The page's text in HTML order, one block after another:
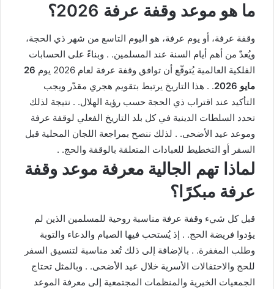
ما هو موعد وقفة عرفة 2026؟
وقفة عرفة، أو يوم عرفة، هو اليوم التاسع من شهر ذي الحجة،
ويُعدّ من أهم أيام السنة عند المسلمين. . وبناءً على الحسابات
الفلكية العالمية يُتوقّع أن توافق وقفة عرفة لعام 2026 يوم
26
مايو 2026
. . هذا التاريخ يرتبط بتقويم هجري مقدّر ويجب
التأكيد عند اقتراب ذي الحجة حسب رؤية الهلال. . نتيجة لذلك
تحدد السلطات الدينية في كل بلد التاريخ الفعلي لوقفة عرفة
وموعد عيد الأضحى. . لذلك ننصح بمراجعة اللجان المحلية قبل
السفر أو التخطيط للعبادات المتعلقة بالوقفة والحج. .
لماذا تهم الجالية معرفة موعد وقفة
عرفة مبكرًا؟
قبل كل شيء وقفة عرفة مناسبة روحية للمسلمين الذين لم
يؤدوا فريضة الحج. . إذ يُستحب فيها الصيام والدعاء والتوبة
وطلب المغفرة. . بالإضافة إلى ذلك تُعد مناسبة لتنسيق السفر
للحج والاحتفالات الأسرية خلال عيد الأضحى. . وبالمثل تحتاج
الجمعيات الخيرية والمنظمات المجتمعية إلى معرفة الموعد